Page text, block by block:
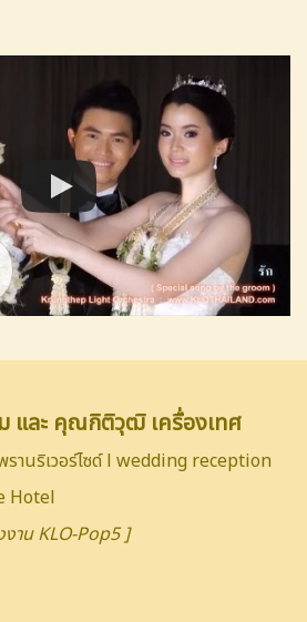
และ คุณกิติวุฒิ เครื่องเทศ
รานริเวอร์ไซด์ l wedding reception
Hotel
าน KLO-Pop5 ]